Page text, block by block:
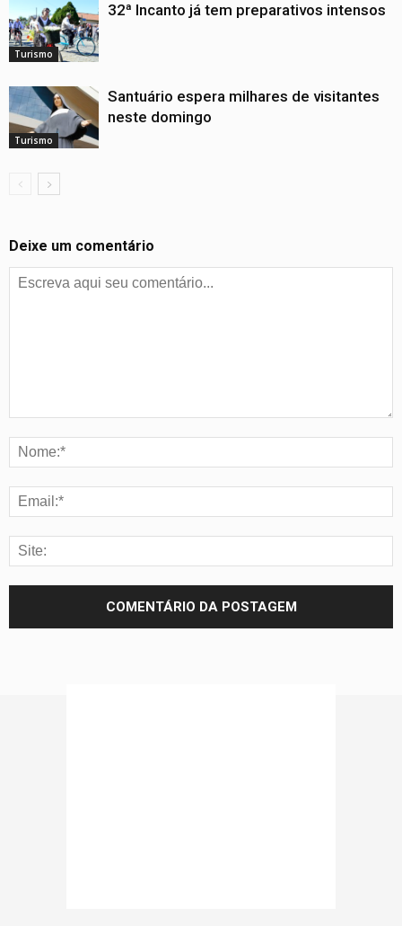
Turismo
32ª Incanto já tem preparativos intensos
Turismo
Santuário espera milhares de visitantes
neste domingo
Deixe um comentário